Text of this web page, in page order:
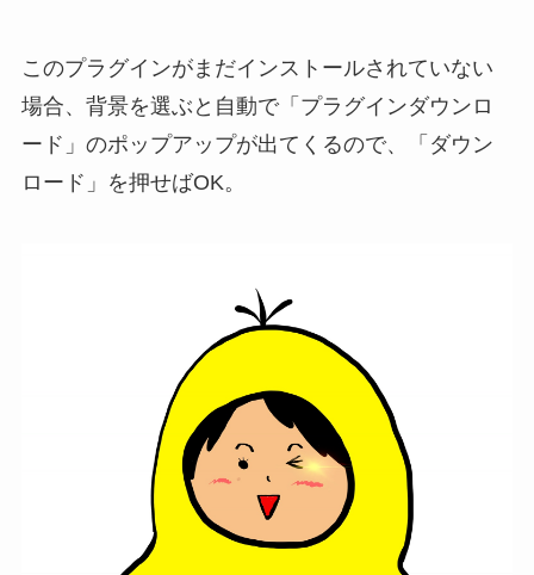
このプラグインがまだインストールされていない
場合、背景を選ぶと自動で「プラグインダウンロ
ード」のポップアップが出てくるので、「ダウン
ロード」を押せばOK。